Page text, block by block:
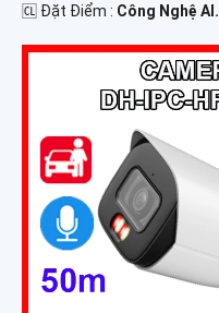
️🆑 Đặt Điểm : Công Nghệ AI.